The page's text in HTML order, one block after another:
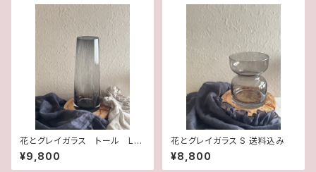
花とグレイガラス トール L
送料込み
¥9,800
花とグレイガラス S 送料込み
¥8,800